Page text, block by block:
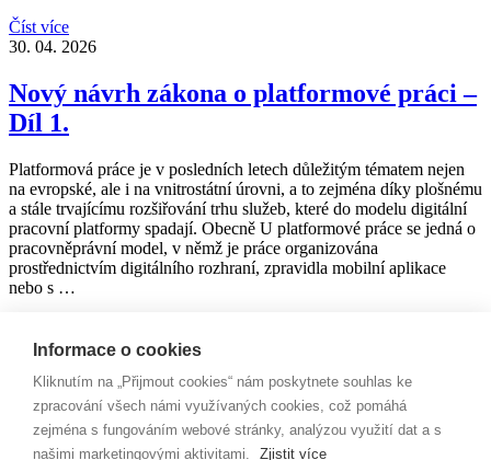
Číst více
30. 04. 2026
Nový návrh zákona o platformové práci –
Díl 1.
Platformová práce je v posledních letech důležitým tématem nejen
na evropské, ale i na vnitrostátní úrovni, a to zejména díky plošnému
a stále trvajícímu rozšiřování trhu služeb, které do modelu digitální
pracovní platformy spadají. Obecně U platformové práce se jedná o
pracovněprávní model, v němž je práce organizována
prostřednictvím digitálního rozhraní, zpravidla mobilní aplikace
nebo s …
Zpět na články
Odebírejte naše publikace
Tímto uděluji souhlas společnosti PEYTON legal advokátní
kancelář s.r.o. se zasíláním obchodních sdělení a se zpracováním
poskytnutých osobních údajů pro tento účel.
Informace o cookies
Kliknutím na „Přijmout cookies“ nám poskytnete souhlas ke
zpracování všech námi využívaných cookies, což pomáhá
zejména s fungováním webové stránky, analýzou využití dat a s
našimi marketingovými aktivitami.
Zjistit více